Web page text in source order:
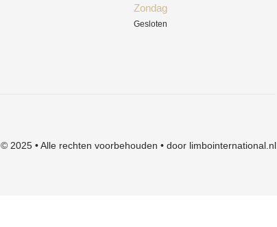
Zondag
Gesloten
© 2025 • Alle rechten voorbehouden • door limbointernational.nl